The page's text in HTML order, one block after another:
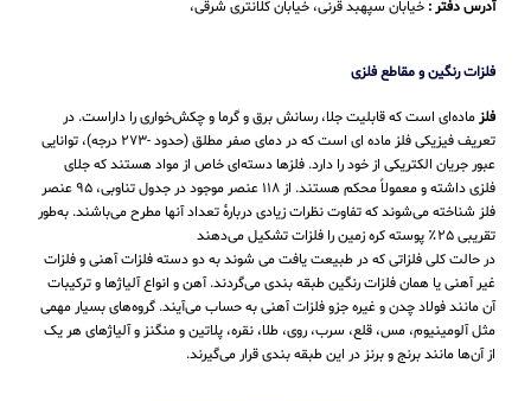
آدرس دفتر : خیابان سپهبد قرنی، خیابان کلانتری شرقی،
فلزات رنگین و مقاطع فلزی
فلزماده‌ای است که قابلیت جلا، رسانش برق و گرما و چکش‌خواری را داراست. در
تعریف فیزیکی فلز ماده ای است که در دمای صفر مطلق (حدود -۲۷۳ درجه)، توانایی
عبور جریان الکتریکی از خود را دارد. فلزها دسته‌ای خاص از مواد هستند که جلای
فلزی داشته و معمولاً محکم هستند. از ۱۱۸ عنصر موجود در جدول تناوبی، ۹۵ عنصر
فلز شناخته می‌شوند که تفاوت نظرات زیادی دربارهٔ تعداد آنها مطرح می‌باشند. به‌طور
تقریبی ۲۵٪ پوسته کره زمین را فلزات تشکیل می‌دهند
در حالت کلی فلزاتی که در طبیعت یافت می شوند به دو دسته فلزات آهنی و فلزات
غیر آهنی یا همان فلزات رنگین طبقه بندی می‌گردند. آهن و انواع آلیاژها و ترکیبات
آن مانند فولاد چدن و غیره جزو فلزات آهنی به حساب می‌‌آیند. گروه‌های بسیار مهمی
مثل آلومینیوم، مس، قلع، سرب، روی، طلا، نقره، پلاتین و منگنز و آلیاژهای هر یک
از آن‌ها مانند برنج و برنز در این طبقه‌ بندی قرار می‌‌گیرند.